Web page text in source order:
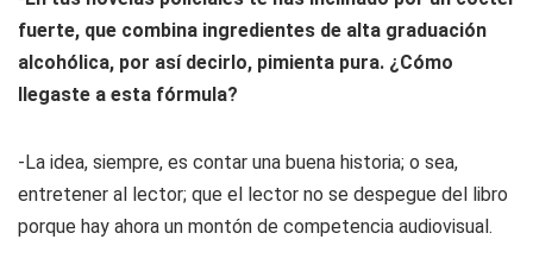
fuerte, que combina ingredientes de alta graduación
alcohólica, por así decirlo, pimienta pura. ¿Cómo
llegaste a esta fórmula?
-La idea, siempre, es contar una buena historia; o sea,
entretener al lector; que el lector no se despegue del libro
porque hay ahora un montón de competencia audiovisual.